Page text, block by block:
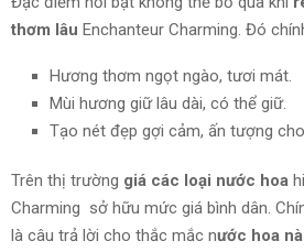
thơm lâu Enchanteur Charming. Đó
Hương thơm ngọt ngào, tươi mát.
Mùi hương giữlâu dài, có thể giữ.
Tạo nét đẹp gợi cảm, ấn tượng
Trên thị trường giá các loại nước hoa
Charming sở hữu mức giá bình dân.
là câu trả lời cho thắc mắc nước hoa